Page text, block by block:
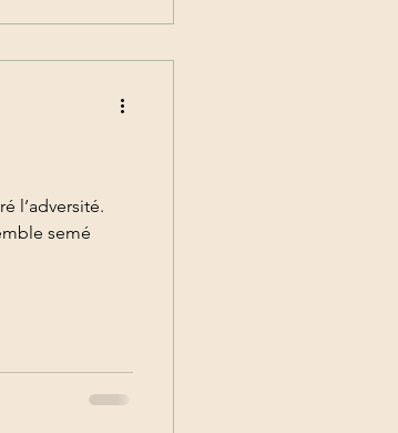
l’adversité.
semé